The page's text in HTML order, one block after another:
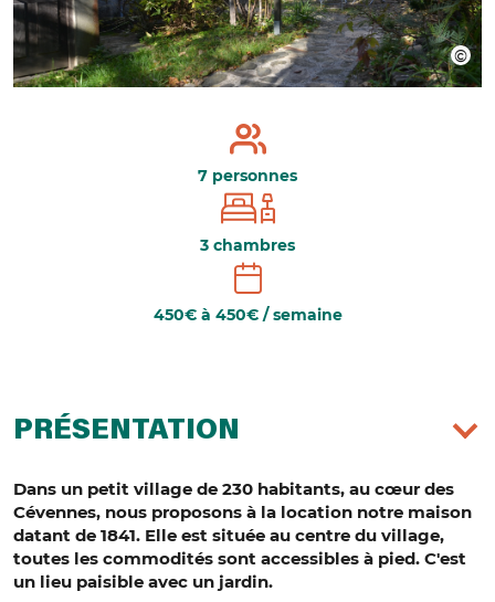
7 personnes
3 chambres
450€ à 450€ / semaine
PRÉSENTATION
Dans un petit village de 230 habitants, au cœur des
Cévennes, nous proposons à la location notre maison
datant de 1841. Elle est située au centre du village,
toutes les commodités sont accessibles à pied. C'est
un lieu paisible avec un jardin.